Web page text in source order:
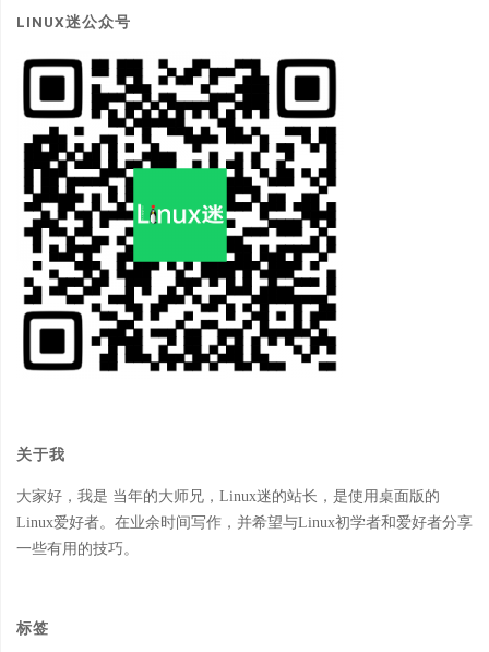
LINUX迷公众号
关于我
大家好，我是 当年的大师兄，Linux迷的站长，是使用桌面版的
Linux爱好者。在业余时间写作，并希望与Linux初学者和爱好者分享
一些有用的技巧。
标签